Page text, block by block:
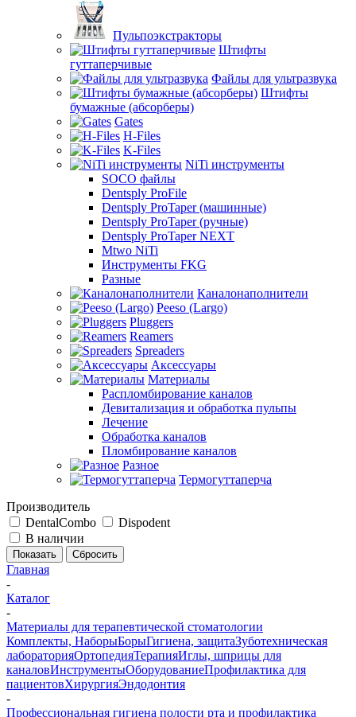
Пульпоэкстракторы
Штифты
гуттаперчивые
Файлы для ультразвука
Штифты
бумажные (абсорберы)
Gates
H-Files
K-Files
NiTi инструменты
SOCO файлы
Dentsply ProFile
Dentsply ProTaper (машинные)
Dentsply ProTaper (ручные)
Dentsply ProTaper NEXT
Mtwo NiTi
Инструменты FKG
Разные
Каналонаполнители
Peeso (Largo)
Pluggers
Reamers
Spreaders
Аксессуары
Материалы
Распломбирование каналов
Девитализация и обработка пульпы
Лечение
Обработка каналов
Пломбирование каналов
Разное
Термогуттаперча
Производитель
DentalCombo
Dispodent
В наличии
Сбросить
Главная
-
Каталог
-
Материалы для терапевтической стоматологии
Комплекты, НаборыБорыГигиена, защитаЗуботехническая
лабораторияОртопедияТерапияИглы, шприцы для
каналовИнструментыОборудованиеПрофилактика для
пациентовХирургияЭндодонтия
-
Профессиональная гигиена полости рта и профилактика